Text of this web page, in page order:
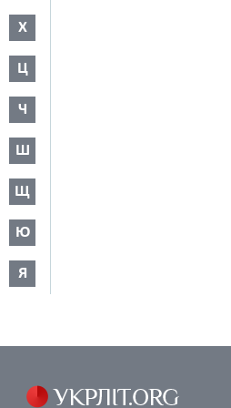
Х
Ц
Ч
Ш
Щ
Ю
Я